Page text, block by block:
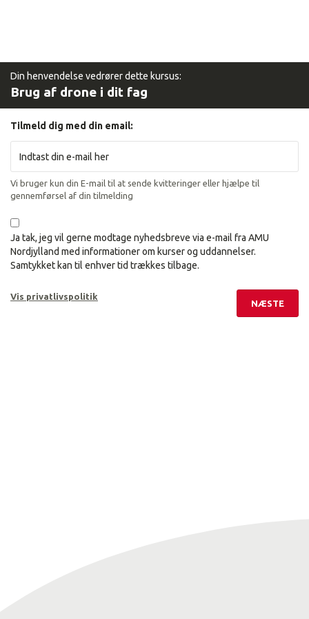
Din henvendelse vedrører dette kursus:
Brug af drone i dit fag
Tilmeld dig med din email:
Vi bruger kun din E-mail til at sende kvitteringer eller hjælpe til
gennemførsel af din tilmelding
Ja tak, jeg vil gerne modtage nyhedsbreve via e-mail fra AMU
Nordjylland med informationer om kurser og uddannelser.
Samtykket kan til enhver tid trækkes tilbage.
Vis privatlivspolitik